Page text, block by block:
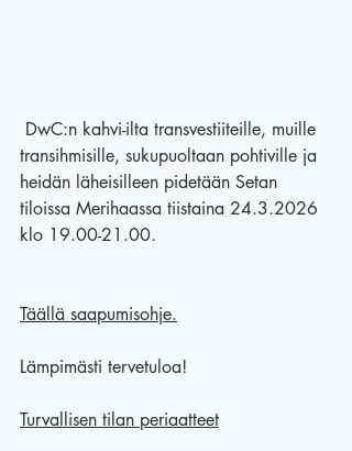
transihmisille, sukupuoltaan pohtiville ja
heidän läheisilleen pidetään Setan
tiloissa Merihaassa tiistaina 24.3.2026
klo 19.00-21.00.
Täällä saapumisohje.
Lämpimästi tervetuloa!
Turvallisen tilan periaatteet